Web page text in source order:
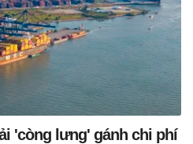
'còng lưng' gánh chi phí